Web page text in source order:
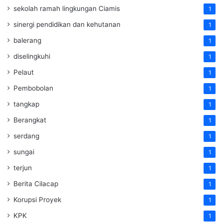
sekolah ramah lingkungan Ciamis 1
sinergi pendidikan dan kehutanan 1
balerang 1
diselingkuhi 1
Pelaut 1
Pembobolan 1
tangkap 1
Berangkat 1
serdang 1
sungai 1
terjun 1
Berita Cilacap 1
Korupsi Proyek 1
KPK 1